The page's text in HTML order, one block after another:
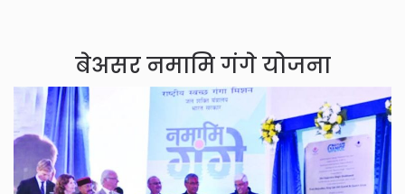
बेअसर नमामि गंगे योजना